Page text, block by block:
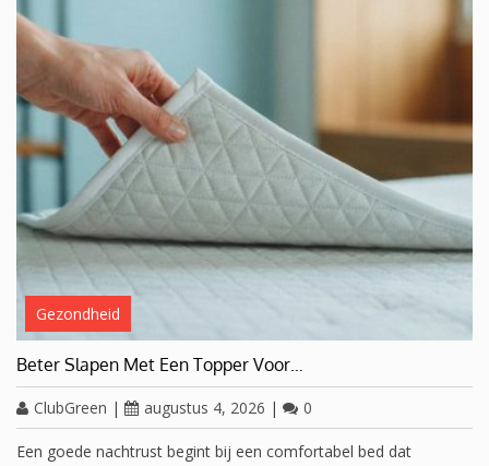
Gezondheid
Beter Slapen Met Een Topper Voor…
ClubGreen | augustus 4, 2026 | 0
Een goede nachtrust begint bij een comfortabel bed dat